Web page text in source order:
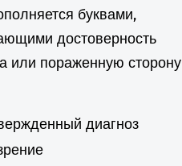
буквами,
достоверность
или пораженную сторону
диагноз